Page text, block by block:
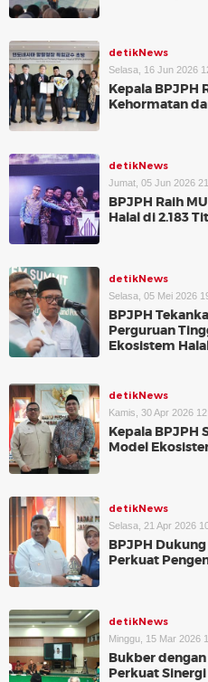
detikNews
Selasa, 16 Jun 2026
Kepala BPJPH
Kehormatan
detikNews
Jumat, 05 Jun 2026
BPJPH Raih
Halal di 2.183
detikNews
Selasa, 05 Mei 2026
BPJPH
Perguruan
Ekosistem
detikNews
Kamis, 30 Apr 2026
Kepala BPJPH
Model
detikNews
Selasa, 21 Apr 2026
BPJPH
Perkuat
detikNews
Minggu, 15 Mar 2026
Bukber
Perkuat